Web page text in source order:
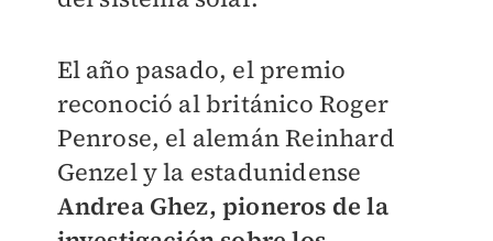
El año pasado, el premio
reconoció al británico Roger
Penrose, el alemán Reinhard
Genzel y la estadunidense
Andrea Ghez, pioneros de la